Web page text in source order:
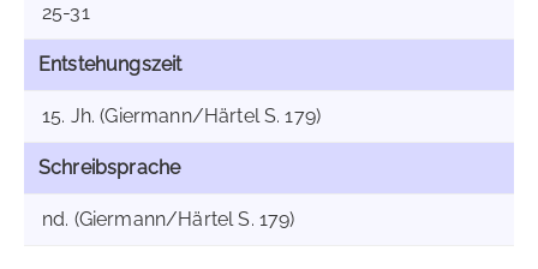
25-31
Entstehungszeit
15. Jh. (Giermann/Härtel S. 179)
Schreibsprache
nd. (Giermann/Härtel S. 179)